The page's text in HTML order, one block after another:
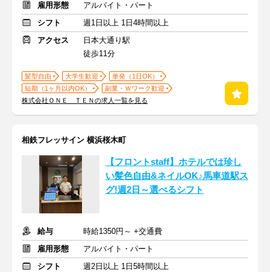
雇用形態
アルバイト・パート
シフト
週1日以上 1日4時間以上
アクセス
日本大通り駅
徒歩11分
髪型自由 大学生歓迎
単発（1日OK）
短期（1ヶ月以内OK）
副業・Ｗワーク歓迎
株式会社ＯＮＥ ＴＥＮの求人一覧を見る
相鉄フレッサイン 横浜桜木町
【フロントstaff】ホテルでは珍し
い髪色自由&ネイルOK♪馬車道駅ス
グ!週2日～選べるシフト
給与
時給1350円～ +交通費
雇用形態
アルバイト・パート
シフト
週2日以上 1日5時間以上